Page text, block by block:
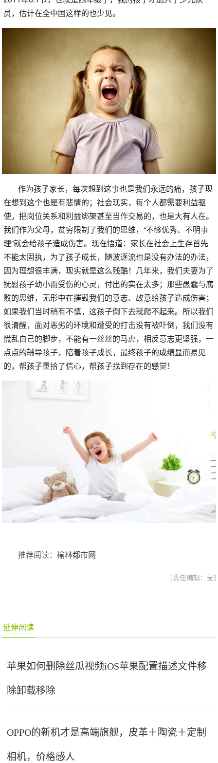
员，估计在全中国这样的也少见。
作为孩子家长，每次想到这事也是我们永远的痛，孩子现
在想到这个也是有悲情的；社会现实，每个人都需要利益驱
使，把岗位关系和利益绑架甚至当作交易的，也是大有人在。
我们作为父母，贫穷限制了我们的思维，“不够优秀、不明事
理”就会给孩子造成伤害。现在悟道：家长在社会上生存首先
不能太固执，为了孩子成长，随波逐流也是没有办法的办法，
因为理想很丰满，现实就是这么残酷！几年来，我们夫妻为了
抚慰孩子幼小而受伤的心灵，付出的实在太多；那些愚蠢与腐
败的思维，无形中在摧毁我们的意志、故意给孩子造成伤害；
如果我们当时稍有不慎，这孩子倒下去就爬不起来。所以我们
很清醒，面对恶劣的环境和遭受的打击没有被吓倒，我们没有
慌乱自己的脚步，不能有一丝丝的马虎，相反意志更坚强，一
点点的辅导孩子，陪着孩子成长，最终孩子的成绩显而易见
的，帮孩子重拾了信心，帮孩子找到存在的感觉！
推荐阅读：榆林都市网
[责任编辑：无]
延伸阅读
苹果如何删除丝瓜视频iOS苹果配置描述文件移
除卸载移除
OPPO的新机才是高端旗舰，皮革＋陶瓷＋定制
相机，价格感人